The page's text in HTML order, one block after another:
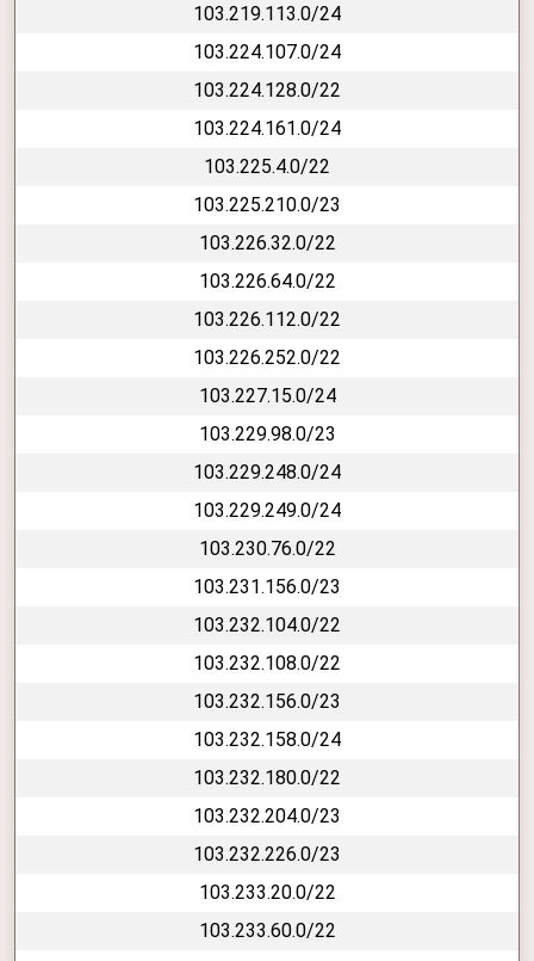
103.219.113.0/24
103.224.107.0/24
103.224.128.0/22
103.224.161.0/24
103.225.4.0/22
103.225.210.0/23
103.226.32.0/22
103.226.64.0/22
103.226.112.0/22
103.226.252.0/22
103.227.15.0/24
103.229.98.0/23
103.229.248.0/24
103.229.249.0/24
103.230.76.0/22
103.231.156.0/23
103.232.104.0/22
103.232.108.0/22
103.232.156.0/23
103.232.158.0/24
103.232.180.0/22
103.232.204.0/23
103.232.226.0/23
103.233.20.0/22
103.233.60.0/22